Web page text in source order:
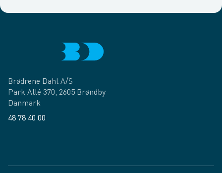
Brødrene Dahl A/S
Park Allé 370, 2605 Brøndby
Danmark
48 78 40 00